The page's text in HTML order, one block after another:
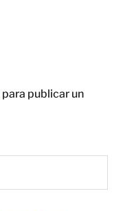
para publicar un